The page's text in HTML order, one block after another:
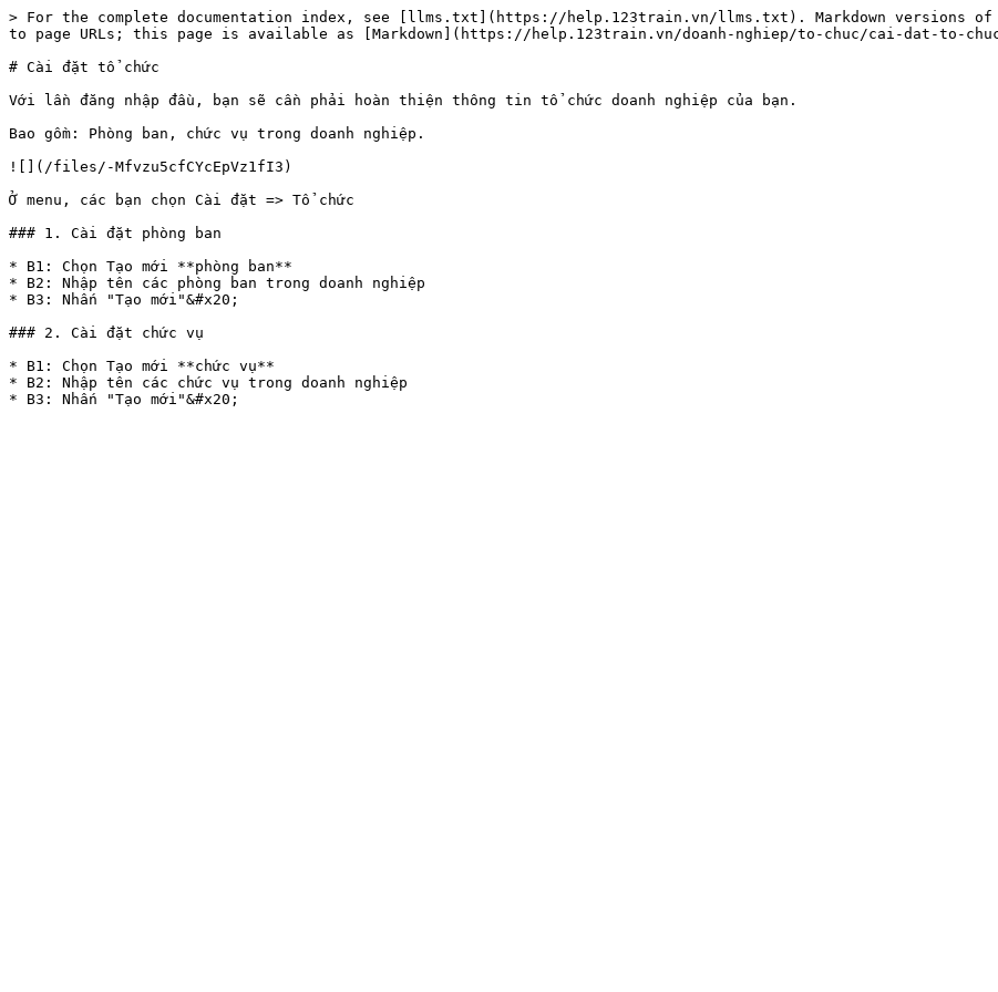
> For the complete documentation index, see [llms.txt](https://help.123train.vn/llms.txt). Markdown versions of
to page URLs; this page is available as [Markdown](https://help.123train.vn/doanh-nghiep/to-chuc/cai-dat-to-
# Cài đặt tổ chức
Với lần đăng nhập đầu, bạn sẽ cần phải hoàn thiện thông tin tổ chức doanh nghiệp của bạn.
Bao gồm: Phòng ban, chức vụ trong doanh nghiệp.
![](/files/-Mfvzu5cfCYcEpVz1fI3)
Ở menu, các bạn chọn Cài đặt => Tổ chức
### 1. Cài đặt phòng ban
* B1: Chọn Tạo mới **phòng ban**
* B2: Nhập tên các phòng ban trong doanh nghiệp
* B3: Nhấn "Tạo mới"&#x20;
### 2. Cài đặt chức vụ
* B1: Chọn Tạo mới **chức vụ**
* B2: Nhập tên các chức vụ trong doanh nghiệp